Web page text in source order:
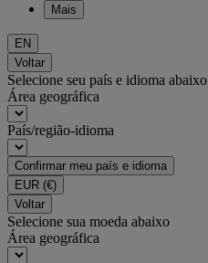
Mais
EN
Voltar
Selecione seu país e idioma abaixo
Área geográfica
País/região-idioma
Confirmar meu país e idioma
EUR (€)
Voltar
Selecione sua moeda abaixo
Área geográfica